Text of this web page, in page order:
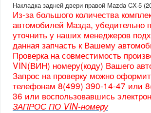
Накладка задней двери правой Mazda CX-5
Из-за большого количества
автомобилей Мазда, убедительно
уточнить у наших менеджеров
данная запчасть к Вашему
Проверка на совместимость
VIN(ВИН) номеру(коду) Вашего
Запрос на проверку можно
телефонам 8(499) 390-14-47 или
36 или воспользовавшись
ЗАПРОС ПО VIN-номеру